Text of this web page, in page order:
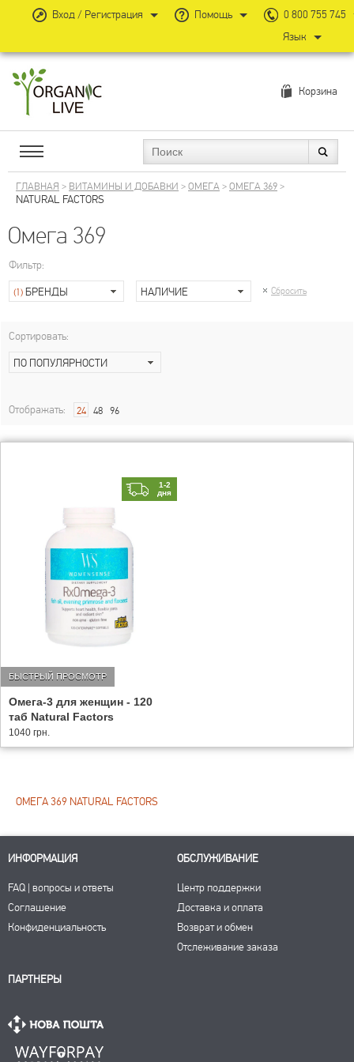
Корзина
ГЛАВНАЯ > ВИТАМИНЫ И ДОБАВКИ >ОМЕГА>ОМЕГА 369>
NATURAL FACTORS
Омега 369
Фильтр:
(1) БРЕНДЫ НАЛИЧИЕ Сбросить
Сортировать:
ПО ПОПУЛЯРНОСТИ
Отображать: 24 48 96
1-2
дня
Омега-3 для женщин - 120
таб Natural Factors
БЫСТРЫЙ ПРОСМОТР
1040 грн.
Вход / Регистрация Помощь
0 800 755 745
Язык
ОМЕГА 369 NATURAL FACTORS
ИНФОРМАЦИЯ
FAQ | вопросы и ответы
Соглашение
Конфиденциальность
ОБСЛУЖИВАНИЕ
Центр поддержки
Доставка и оплата
Возврат и обмен
Отслеживание заказа
ПАРТНЕРЫ